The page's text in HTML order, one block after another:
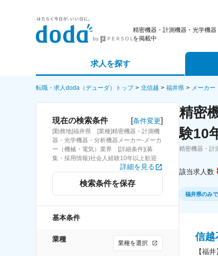
精密機器・計測機器・光学機
を掲載中
求人を探す
詳細条件から探す
求人特集から探す
エージ
スカウ
パート
転職・求人doda（デューダ）トップ 北信越 福井県 メーカー
現在の検索条件 [条件変更]
[勤務地]福井県 [業種]精密機器・計測機
器・光学機器・分析機器メーカー-メーカ
ー（機械・電気）業界 [詳細条件](募
集・採用情報)社会人経験10年以上歓迎
詳細を見る
検索条件を保存
基本条件
業種 業種を選択
精密
験10
精密機器・計
該当求人数
福井県のみ
信越
【福